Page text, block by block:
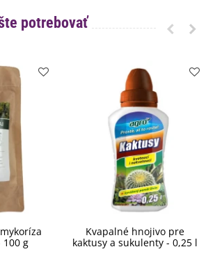
potrebovať
100 g
Kvapalné hnojivo pre
kaktusy a sukulenty - 0,25 l